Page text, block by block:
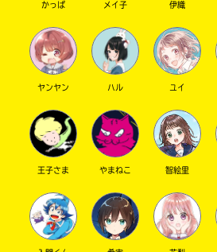
かっぱ メイ子 伊織
ヤンヤン ハル ユイ
王子さま やまねこ 智絵里